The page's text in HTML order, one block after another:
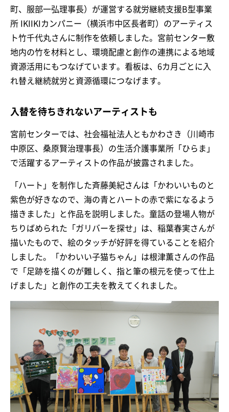
町、服部一弘理事長）が運営する就労継続支援B型事業
所 IKIIKIカンパニー（横浜市中区長者町）のアーティス
ト竹千代丸さんに制作を依頼しました。宮前センター敷
地内の竹を材料とし、環境配慮と創作の連携による地域
資源活用にもつなげています。看板は、6カ月ごとに入
れ替え継続就労と資源循環につなげます。
入替を待ちきれないアーティストも
宮前センターでは、社会福祉法人ともかわさき（川崎市
中原区、桑原賢治理事長）の生活介護事業所「ひらま」
で活躍するアーティストの作品が披露されました。
「ハート」を制作した斉藤美紀さんは「かわいいものと
紫色が好きなので、海の青とハートの赤で紫になるよう
描きました」と作品を説明しました。童話の登場人物が
ちりばめられた「ガリバーを探せ」は、稲葉春実さんが
描いたもので、絵のタッチが好評を得ていることを紹介
しました。「かわいい子猫ちゃん」は根津薫さんの作品
で「足跡を描くのが難しく、指と筆の根元を使って仕上
げました」と創作の工夫を教えてくれました。